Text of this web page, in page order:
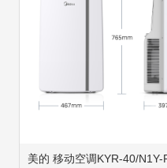
美的 移动空调KYR-40/N1Y-